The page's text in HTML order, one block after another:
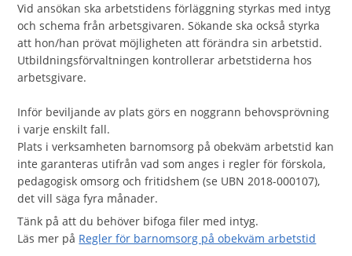
Vid ansökan ska arbetstidens förläggning styrkas med intyg
och schema från arbetsgivaren. Sökande ska också styrka
att hon/han prövat möjligheten att förändra sin arbetstid.
Utbildningsförvaltningen kontrollerar arbetstiderna hos
arbetsgivare.
Inför beviljande av plats görs en noggrann behovsprövning
i varje enskilt fall.
Plats i verksamheten barnomsorg på obekväm arbetstid kan
inte garanteras utifrån vad som anges i regler för förskola,
pedagogisk omsorg och fritidshem (se UBN 2018-000107),
det vill säga fyra månader.
Tänk på att du behöver bifoga filer med intyg.
Läs mer på Regler för barnomsorg på obekväm arbetstid